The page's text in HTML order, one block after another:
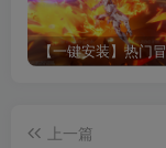
上一篇